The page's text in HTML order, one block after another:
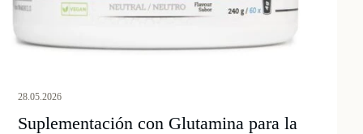
28.05.2026
Suplementación con Glutamina para la